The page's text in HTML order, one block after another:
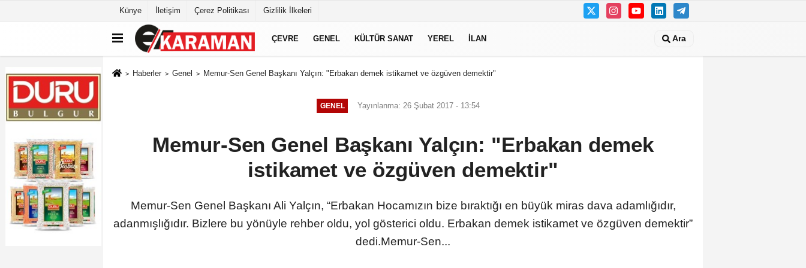
Künye İletişim Çerez Politikası Gizlilik İlkeleri
ÇEVRE GENEL KÜLTÜR SANAT YEREL İLAN Ara
Haberler Genel Memur-Sen Genel Başkanı Yalçın: "Erbakan demek istikamet ve özgüven demektir"
GENEL Yayınlanma: 26 Şubat 2017 - 13:54
Memur-Sen Genel Başkanı Yalçın: "Erbakan demek
istikamet ve özgüven demektir"
Memur-Sen Genel Başkanı Ali Yalçın, “Erbakan Hocamızın bize bıraktığı en büyük miras dava adamlığıdır,
adanmışlığıdır. Bizlere bu yönüyle rehber oldu, yol gösterici oldu. Erbakan demek istikamet ve özgüven demektir”
dedi.Memur-Sen...